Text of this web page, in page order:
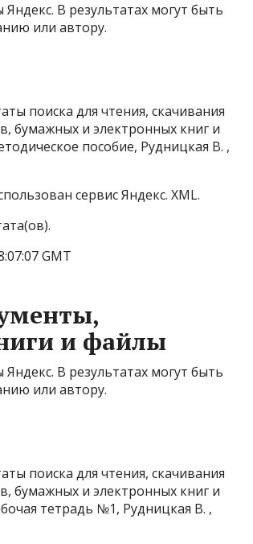
В результатах могут быть
или автору.
поиска для чтения, скачивания
бумажных и электронных книг и
пособие, Рудницкая В. ,
сервис Яндекс. XML.
GMT
и файлы
В результатах могут быть
или автору.
поиска для чтения, скачивания
бумажных и электронных книг и
тетрадь №1, Рудницкая В. ,